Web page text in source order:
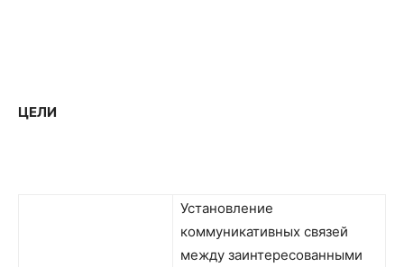
ЦЕЛИ
Установление
коммуникативных связей
между заинтересованными